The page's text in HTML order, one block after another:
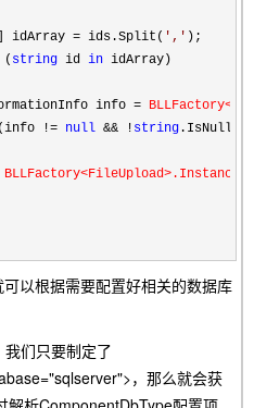
idArray = ids.Split( ' , ' );
( string id in idArray)
info
=
!= null && ! string
BLLFactory<FileUpload>
以根据需要配置好相关的数据库
们只要制定了
，那么就会获